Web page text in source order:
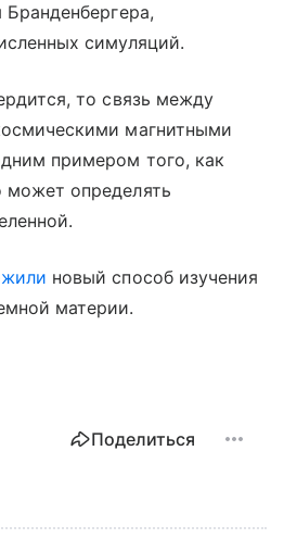
симуляций.
то связь между
магнитными
примером того, как
определять
новый способ изучения
материи.
Поделиться